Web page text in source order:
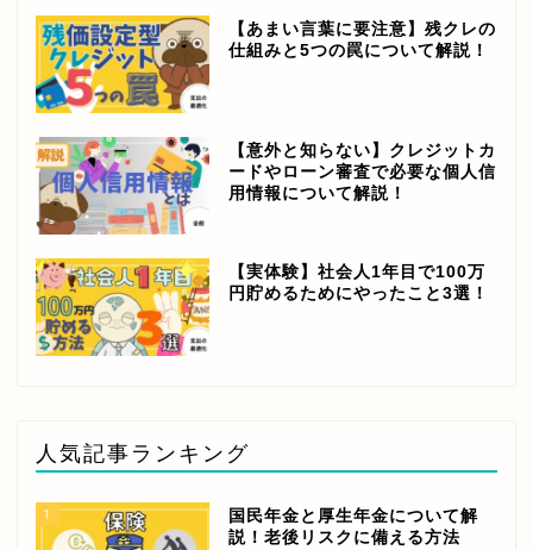
【あまい言葉に要注意】残クレの
仕組みと5つの罠について解説！
【意外と知らない】クレジットカ
ードやローン審査で必要な個人信
用情報について解説！
【実体験】社会人1年目で100万
円貯めるためにやったこと3選！
人気記事ランキング
1
国民年金と厚生年金について解
説！老後リスクに備える方法